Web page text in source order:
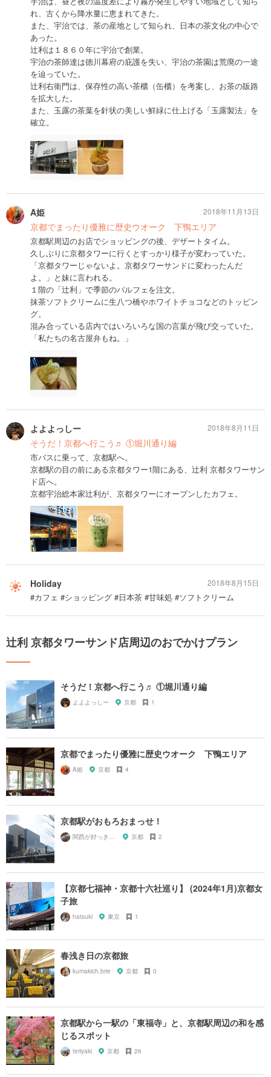
れ、古くから降水量に恵まれてきた。
また、宇治では、茶の産地として知られ、日本の茶文化の中心で
あった。
辻利は１８６０年に宇治で創業。
宇治の茶師達は徳川幕府の庇護を失い、宇治の茶園は荒廃の一途
を辿っていた。
辻利右衛門は、保存性の高い茶櫃（缶櫃）を考案し、お茶の販路
を拡大した。
また、玉露の茶葉を針状の美しい鮮緑に仕上げる「玉露製法」を
確立。
A姫
京都でまったり優雅に歴史ウオーク 下鴨エリア
京都駅周辺のお店でショッピングの後、デザートタイム。
久しぶりに京都タワーに行くとすっかり様子が変わっていた。
「京都タワーじゃないよ。京都タワーサンドに変わったんだ
よ。」と妹に言われる。
１階の「辻利」で季節のパルフェを注文。
抹茶ソフトクリームに生八つ橋やホワイトチョコなどのトッピン
グ。
混み合っている店内ではいろいろな国の言葉が飛び交っていた。
「私たちの名古屋弁もね。」
2018年11月13日
よよよっしー
そうだ！京都へ行こう♬ ①堀川通り編
市バスに乗って、京都駅へ。
京都駅の目の前にある京都タワー1階にある、辻利 京都タワーサン
ド店へ。
京都宇治総本家辻利が、京都タワーにオープンしたカフェ。
2018年8月11日
Holiday
#カフェ #ショッピング #日本茶 #甘味処 #ソフトクリーム
2018年8月15日
辻利 京都タワーサンド店周辺のおでかけプラン
そうだ！京都へ行こう♬ ①堀川通り編
よよよっしー 京都 1
京都でまったり優雅に歴史ウオーク 下鴨エリア
A姫 京都 4
京都駅がおもろおまっせ！
関西が好っきゃねん 京都 2
【京都七福神・京都十六社巡り】 (2024年1月)京都女
子旅
hatsuki 東京 1
春浅き日の京都旅
kumakich.brie 京都 0
京都駅から一駅の「東福寺」と、京都駅周辺の和を感
じるスポット
teriyaki 京都 26